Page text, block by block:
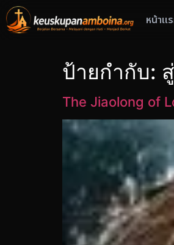
หน้าแ
ป้ายกำกับ:
The Jiaolong of